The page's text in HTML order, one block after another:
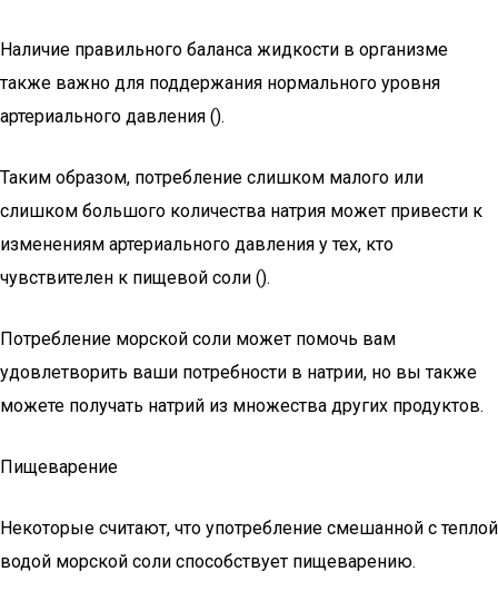
Наличие правильного баланса жидкости в организме
также важно для поддержания нормального уровня
артериального давления ().
Таким образом, потребление слишком малого или
слишком большого количества натрия может привести к
изменениям артериального давления у тех, кто
чувствителен к пищевой соли ().
Потребление морской соли может помочь вам
удовлетворить ваши потребности в натрии, но вы также
можете получать натрий из множества других продуктов.
Пищеварение
Некоторые считают, что употребление смешанной с теплой
водой морской соли способствует пищеварению.